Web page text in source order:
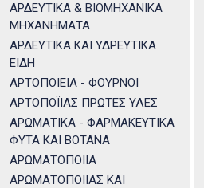
ΑΡΔΕΥΤΙΚΑ & ΒΙΟΜΗΧΑΝΙΚΑ
ΜΗΧΑΝΗΜΑΤΑ
ΑΡΔΕΥΤΙΚΑ ΚΑΙ ΥΔΡΕΥΤΙΚΑ
ΕΙΔΗ
ΑΡΤΟΠΟΙΕΙΑ - ΦΟΥΡΝΟΙ
ΑΡΤΟΠΟΪΙΑΣ ΠΡΩΤΕΣ ΥΛΕΣ
ΑΡΩΜΑΤΙΚΑ - ΦΑΡΜΑΚΕΥΤΙΚΑ
ΦΥΤΑ ΚΑΙ ΒΟΤΑΝΑ
ΑΡΩΜΑΤΟΠΟΙΙΑ
ΑΡΩΜΑΤΟΠΟΙΙΑΣ ΚΑΙ